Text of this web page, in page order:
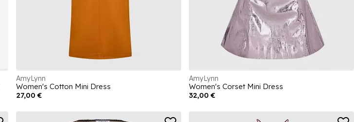
AmyLynn
Women's Cotton Mini Dress
27,00 €
AmyLynn
Women's Corset Mini Dress
32,00 €